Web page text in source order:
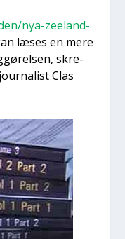
nya-zeeland-
læses en mere
skre­
Clas